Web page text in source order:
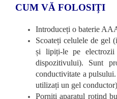
CUM VĂ FOLOSIȚI
Introduceți o baterie
Scoateți celulele de gel
și lipiți-le pe
dispozitivului). Sunt
conductivitate a
utilizați un gel
Porniți aparatul rotind